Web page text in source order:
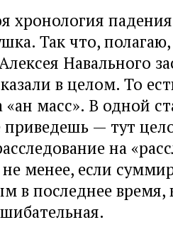
хронология
Так что,
Навального
в целом. То
масс». В одной
приведешь — тут
на
менее, если
в последнее время,